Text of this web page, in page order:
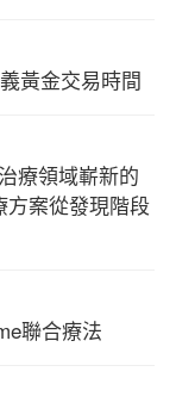
黃金交易時間
療領域嶄新的
案從發現階段
聯合療法